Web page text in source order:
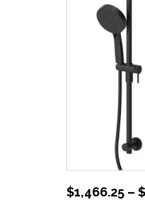
$1,466.25 – $